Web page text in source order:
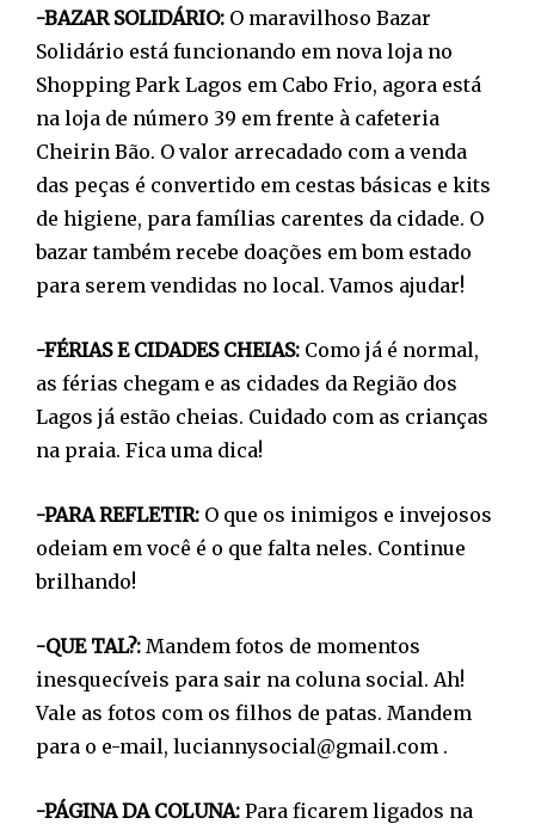
-BAZAR SOLIDÁRIO: O maravilhoso Bazar
Solidário está funcionando em nova loja no
Shopping Park Lagos em Cabo Frio, agora está
na loja de número 39 em frente à cafeteria
Cheirin Bão. O valor arrecadado com a venda
das peças é convertido em cestas básicas e kits
de higiene, para famílias carentes da cidade. O
bazar também recebe doações em bom estado
para serem vendidas no local. Vamos ajudar!
-FÉRIAS E CIDADES CHEIAS: Como já é normal,
as férias chegam e as cidades da Região dos
Lagos já estão cheias. Cuidado com as crianças
na praia. Fica uma dica!
-PARA REFLETIR: O que os inimigos e invejosos
odeiam em você é o que falta neles. Continue
brilhando!
-QUE TAL?: Mandem fotos de momentos
inesquecíveis para sair na coluna social. Ah!
Vale as fotos com os filhos de patas. Mandem
para o e-mail, luciannysocial@gmail.com .
-PÁGINA DA COLUNA: Para ficarem ligados na